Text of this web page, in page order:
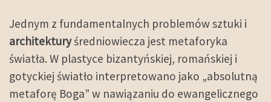
Jednym z fundamentalnych problemów sztuki i
architekturyśredniowiecza jest metaforyka
światła. W plastyce bizantyńskiej, romańskiej i
gotyckiej światło interpretowano jako „absolutną
metaforę Boga” w nawiązaniu do ewangelicznego